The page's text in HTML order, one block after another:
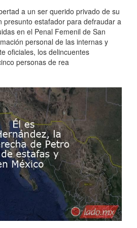
a un ser querido privado de su
presunto estafador para defraudar a
en el Penal Femenil de San
personal de las internas y
oficiales, los delincuentes
personas de rea